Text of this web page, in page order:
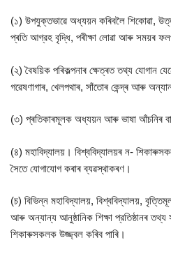
(১) উপযুক্তভাৱে অধ্যয়ন কৰিবলৈ শিকোৱা,
প্ৰতি আগ্রহ বৃদ্ধি, পৰীক্ষা লোৱা আৰু সময়ৰ
(২) বৈষয়িক পৰিকল্পনাৰ ক্ষেত্ৰত তথ্য যোগান
গৱেষণাগাৰ, খেলপথাৰ, সাঁতোৰ কেন্দ্ৰ আৰু
(৩) প্ৰতিকাৰমূলক অধ্যয়ন আৰু ভাষা আঁচনিৰ
(৪) মহাবিদ্যালয়। বিশ্ববিদ্যালয়ৰ ন-
সৈতে যোগাযোগ কৰাৰ ব্যৱস্থাকৰণ।
(চ) বিভিন্ন মহাবিদ্যালয়, বিশ্ববিদ্যালয়,
আৰু অন্যান্য আনুষ্ঠানিক শিক্ষা প্রতিষ্ঠানৰ
শিকাৰুসকলক উজ্জ্বল কৰিব পাৰি।